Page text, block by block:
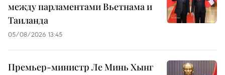
между парламентами Вьетнама и
Таиланда
05/08/2026 13:45
Премьер-министр Ле Минь Хынг